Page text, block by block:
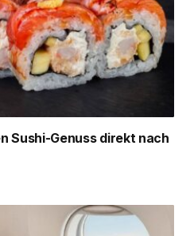
Sushi-Genuss direkt nach